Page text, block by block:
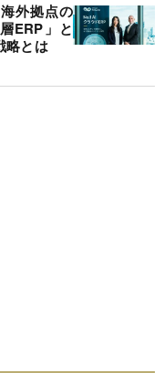
外拠点の
ERP」と
略とは